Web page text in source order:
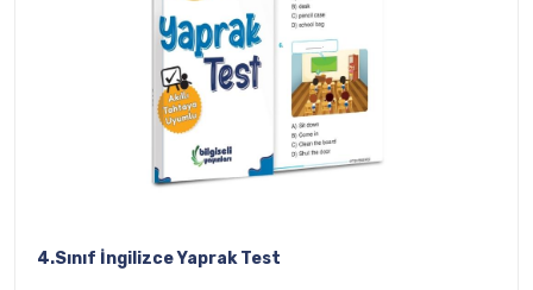
4.Sınıf İngilizce Yaprak Test